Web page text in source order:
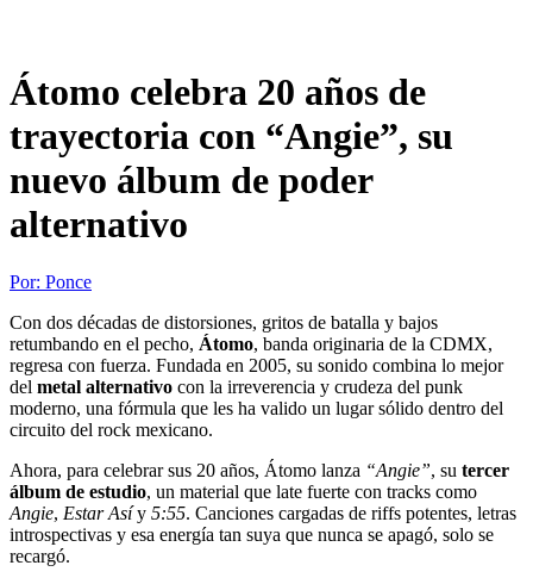
Átomo celebra 20 años de
trayectoria con “Angie”, su
nuevo álbum de poder
alternativo
Por: Ponce
Con dos décadas de distorsiones, gritos de batalla y bajos
retumbando en el pecho, Átomo, banda originaria de la CDMX,
regresa con fuerza. Fundada en 2005, su sonido combina lo mejor
del metal alternativo con la irreverencia y crudeza del punk
moderno, una fórmula que les ha valido un lugar sólido dentro del
circuito del rock mexicano.
Ahora, para celebrar sus 20 años, Átomo lanza “Angie”, su tercer
álbum de estudio, un material que late fuerte con tracks como
Angie, Estar Asíy 5:55. Canciones cargadas de riffs potentes, letras
introspectivas y esa energía tan suya que nunca se apagó, solo se
recargó.